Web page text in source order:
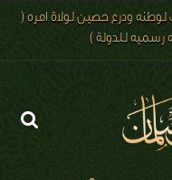
ودرع حصين لولاة امره (
رسميه للدولة )